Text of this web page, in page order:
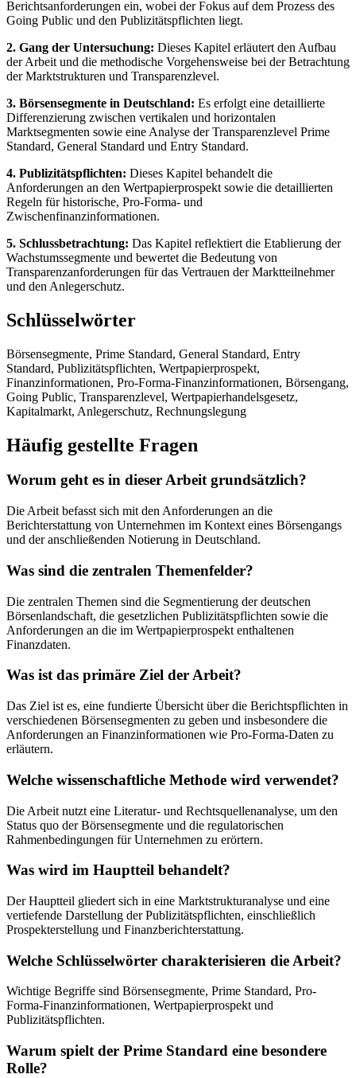
Berichtsanforderungen ein, wobei der Fokus auf dem Prozess des
Going Public und den Publizitätspflichten liegt.
2. Gang der Untersuchung: Dieses Kapitel erläutert den Aufbau
der Arbeit und die methodische Vorgehensweise bei der Betrachtung
der Marktstrukturen und Transparenzlevel.
3. Börsensegmente in Deutschland: Es erfolgt eine detaillierte
Differenzierung zwischen vertikalen und horizontalen
Marktsegmenten sowie eine Analyse der Transparenzlevel Prime
Standard, General Standard und Entry Standard.
4. Publizitätspflichten: Dieses Kapitel behandelt die
Anforderungen an den Wertpapierprospekt sowie die detaillierten
Regeln für historische, Pro-Forma- und
Zwischenfinanzinformationen.
5. Schlussbetrachtung: Das Kapitel reflektiert die Etablierung der
Wachstumssegmente und bewertet die Bedeutung von
Transparenzanforderungen für das Vertrauen der Marktteilnehmer
und den Anlegerschutz.
Schlüsselwörter
Börsensegmente, Prime Standard, General Standard, Entry
Standard, Publizitätspflichten, Wertpapierprospekt,
Finanzinformationen, Pro-Forma-Finanzinformationen, Börsengang,
Going Public, Transparenzlevel, Wertpapierhandelsgesetz,
Kapitalmarkt, Anlegerschutz, Rechnungslegung
Häufig gestellte Fragen
Worum geht es in dieser Arbeit grundsätzlich?
Die Arbeit befasst sich mit den Anforderungen an die
Berichterstattung von Unternehmen im Kontext eines Börsengangs
und der anschließenden Notierung in Deutschland.
Was sind die zentralen Themenfelder?
Die zentralen Themen sind die Segmentierung der deutschen
Börsenlandschaft, die gesetzlichen Publizitätspflichten sowie die
Anforderungen an die im Wertpapierprospekt enthaltenen
Finanzdaten.
Was ist das primäre Ziel der Arbeit?
Das Ziel ist es, eine fundierte Übersicht über die Berichtspflichten in
verschiedenen Börsensegmenten zu geben und insbesondere die
Anforderungen an Finanzinformationen wie Pro-Forma-Daten zu
erläutern.
Welche wissenschaftliche Methode wird verwendet?
Die Arbeit nutzt eine Literatur- und Rechtsquellenanalyse, um den
Status quo der Börsensegmente und die regulatorischen
Rahmenbedingungen für Unternehmen zu erörtern.
Was wird im Hauptteil behandelt?
Der Hauptteil gliedert sich in eine Marktstrukturanalyse und eine
vertiefende Darstellung der Publizitätspflichten, einschließlich
Prospekterstellung und Finanzberichterstattung.
Welche Schlüsselwörter charakterisieren die Arbeit?
Wichtige Begriffe sind Börsensegmente, Prime Standard, Pro-
Forma-Finanzinformationen, Wertpapierprospekt und
Publizitätspflichten.
Warum spielt der Prime Standard eine besondere
Rolle?